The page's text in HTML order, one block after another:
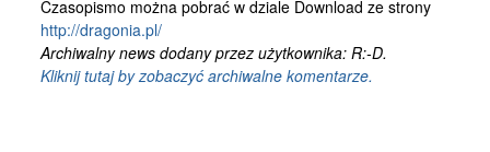
Czasopismo można pobrać w dziale Download ze strony
http://dragonia.pl/
Archiwalny news dodany przez użytkownika: R:-D.
Kliknij tutaj by zobaczyć archiwalne komentarze.